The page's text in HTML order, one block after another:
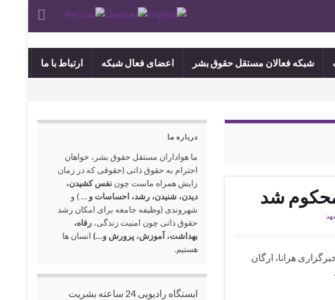
شبکه فعالان مستقل حقوق بشر اعضای فعال شبکه ارتباط با ما
محکوم شد
هرانا، ارگان
درباره ما
ما هواداران مستقل حقوق بشر، خواهان
احترام به حقوق ذاتی (حقوقی که در زمان
زایش همراه ماست چوننفس کشیدن،
دیدن، شنیدن، رشد، احساسات و … ) و
شهروندی (وظیفه جامعه برای امکان رشد
حقوق ذاتی چون امنیت زندگی،رفاه،
بهداشت، آموزش، پرورش و…) انسان ها
هستیم.
ایستگاه رادیویی 24 ساعته بشریت